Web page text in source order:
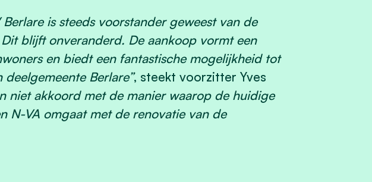
is steeds voorstander geweest van de
blijft onveranderd. De aankoop vormt een
en biedt een fantastische mogelijkheid tot
Berlare”, steekt voorzitter Yves
niet akkoord met de manier waarop de huidige
N-VA omgaat met de renovatie van de